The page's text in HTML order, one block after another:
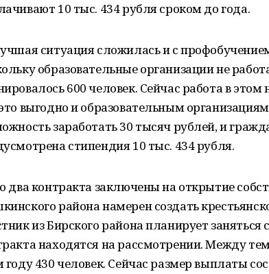
10 тыс. 434 рубля сроком до года.
ситуация сложилась и с
образовательные организации не
600 человек. Сейчас работа в
выгодно и образовательным
заработать 30 тысяч рублей, и
стипендия 10 тыс. 434 рубля.
два контракта заключены на открытие
района намерен создать
из Бирского района планирует
находятся на рассмотрении. Между
году 430 человек. Сейчас размер выплаты